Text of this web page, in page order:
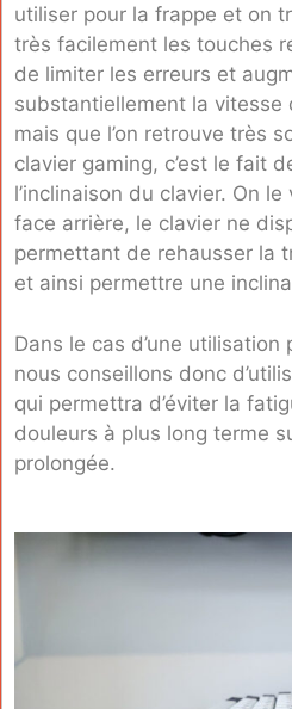
utiliser pour la frappe et on
très facilement les touches
de limiter les erreurs et
substantiellement la vitesse
mais que l’on retrouve très
clavier gaming, c’est le fait
l’inclinaison du clavier. On
face arrière, le clavier ne
permettant de rehausser la
et ainsi permettre une
Dans le cas d’une
nous conseillons donc
qui permettra d’éviter la
douleurs à plus long terme
prolongée.